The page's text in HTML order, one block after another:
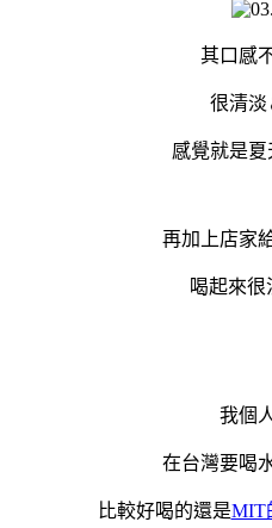
其口感
很清淡
感覺就是
再加上店家
喝起來很
我個
在台灣要喝
比較好喝的還是MIT